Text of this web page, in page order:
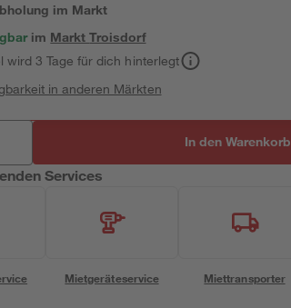
im Markt
im MarktTroisdorf
wird 3 Tage für dich hinterlegt
in anderen Märkten
In den Warenkorb
Services
Mietgeräteservice Miettransporter